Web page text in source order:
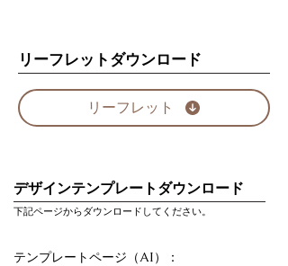
リーフレットダウンロード
リーフレット
デザインテンプレートダウンロード
下記ページからダウンロードしてください。
テンプレートページ（AI）：